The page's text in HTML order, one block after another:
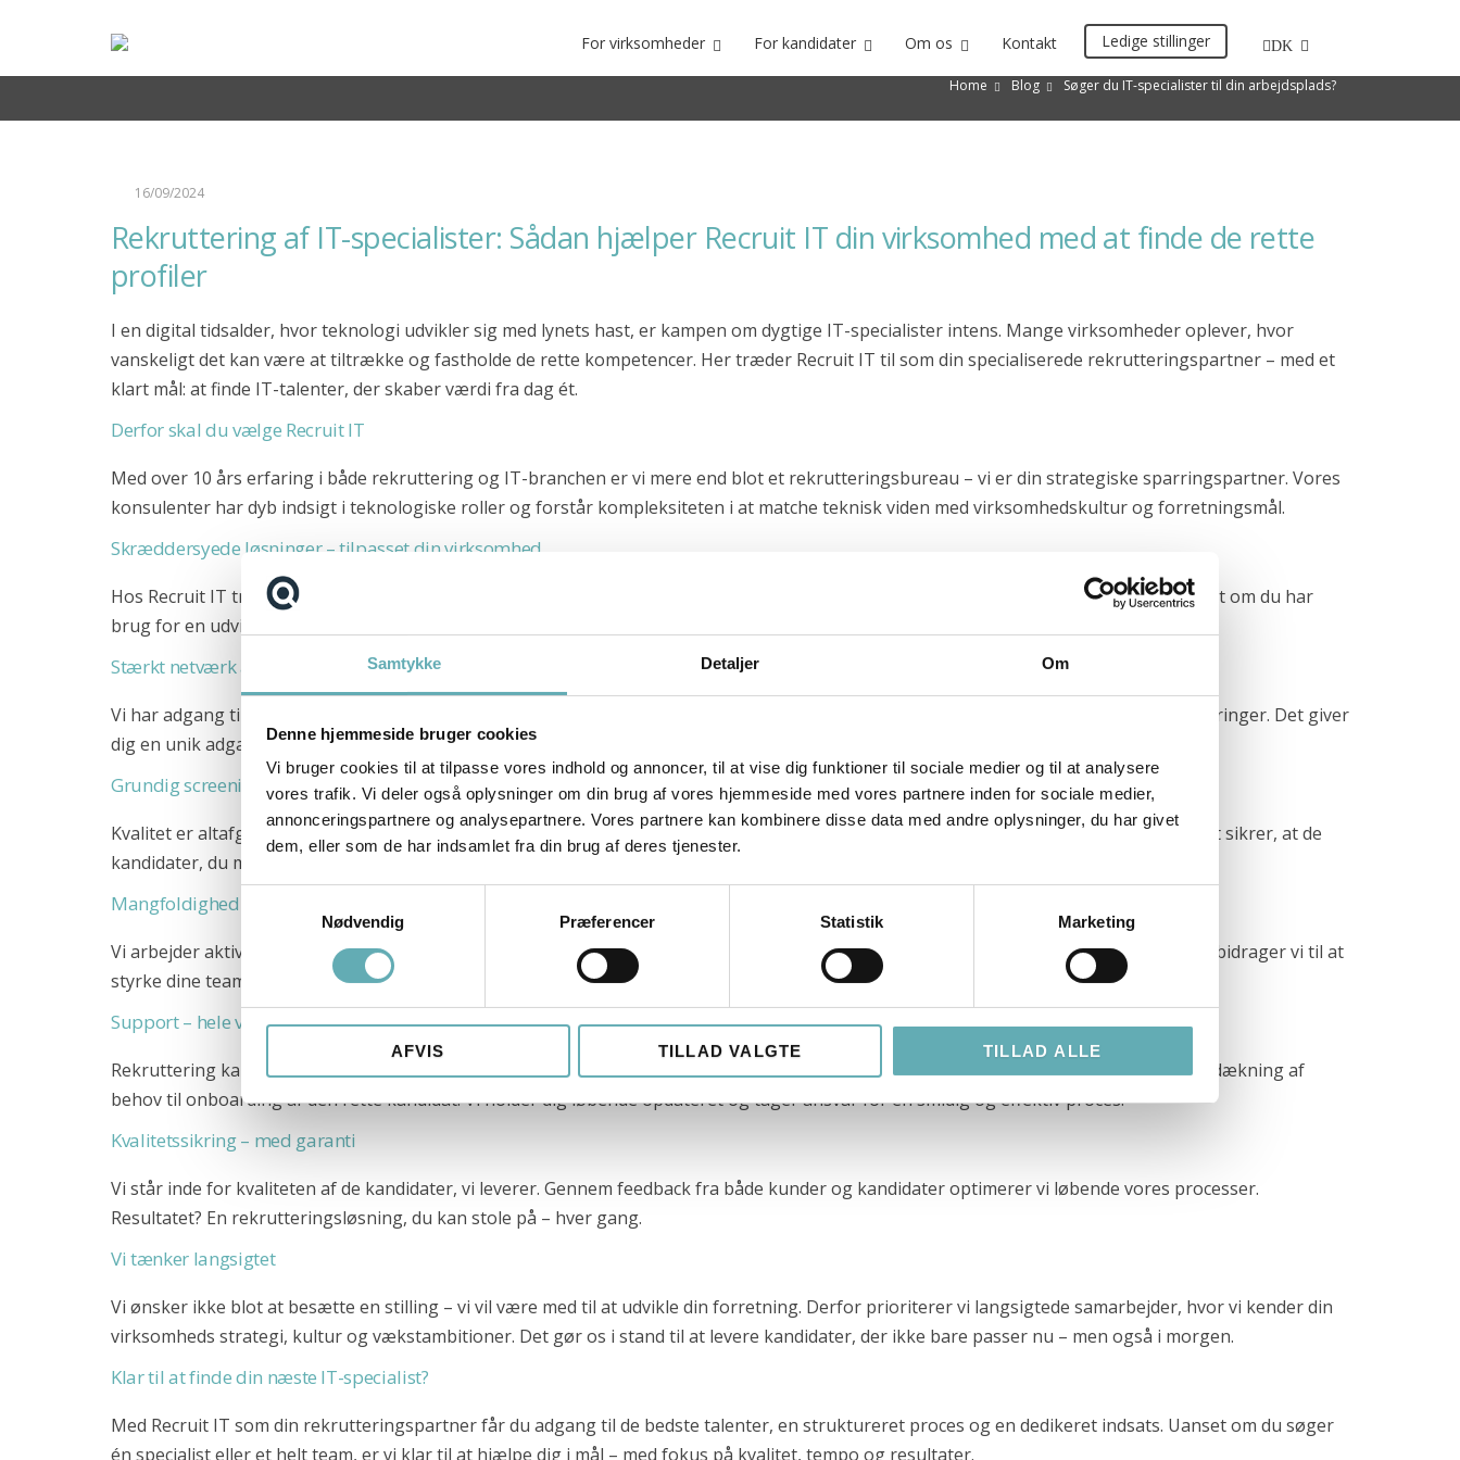
Samtykke Detaljer Om
Denne hjemmeside bruger cookies
Vi bruger cookies til at tilpasse vores indhold og annoncer, til at vise dig funktioner til sociale medier og til at analysere
vores trafik. Vi deler også oplysninger om din brug af vores hjemmeside med vores partnere inden for sociale medier,
annonceringspartnere og analysepartnere. Vores partnere kan kombinere disse data med andre oplysninger, du har givet
dem, eller som de har indsamlet fra din brug af deres tjenester.
Nødvendig
Præferencer Statistik Marketing
AFVIS TILLAD VALGTE TILLAD ALLE
For virksomheder For kandidater Om os Kontakt Ledige stillinger DK
Home Blog Søger du IT-specialister til din arbejdsplads?
16/09/2024
Rekruttering af IT-specialister: Sådan hjælper Recruit IT din virksomhed med at finde de rette
profiler
I en digital tidsalder, hvor teknologi udvikler sig med lynets hast, er kampen om dygtige IT-specialister intens. Mange virksomheder oplever, hvor
vanskeligt det kan være at tiltrække og fastholde de rette kompetencer. Her træder Recruit IT til som din specialiserede rekrutteringspartner – med et
klart mål: at finde IT-talenter, der skaber værdi fra dag ét.
Derfor skal du vælge Recruit IT
Med over 10 års erfaring i både rekruttering og IT-branchen er vi mere end blot et rekrutteringsbureau – vi er din strategiske sparringspartner. Vores
konsulenter har dyb indsigt i teknologiske roller og forstår kompleksiteten i at matche teknisk viden med virksomhedskultur og forretningsmål.
Skræddersyede løsninger – tilpasset din virksomhed
Hos Recruit IT tror vi ikke på standardløsninger. Hver rekruttering tilpasses nøje efter din virksomheds behov, kultur og værdier. Uanset om du har
brug for en udvikler, en it-arkitekt eller en projektleder, skaber vi et forløb, der sikrer et præcist match – både fagligt og menneskeligt.
Stærkt netværk af specialister – også de passive kandidater
Vi har adgang til et omfattende netværk af IT-specialister – herunder mange, der ikke aktivt søger job, men som er åbne for nye udfordringer. Det giver
dig en unik adgang til markedets mest eftertragtede profiler – før dine konkurrenter når dem.
Grundig screening og udvælgelse
Kvalitet er altafgørende. Derfor benytter vi en kombination af dybdegående interviews, tekniske tests og personlighedsvurderinger. Det sikrer, at de
kandidater, du møder, er både teknisk stærke og kulturelt kompatible med dit team.
Mangfoldighed og inklusion – en strategisk fordel
Vi arbejder aktivt med at fremme mangfoldighed i IT-branchen. Ved at tiltrække kandidater med forskellige baggrunde og perspektiver bidrager vi til at
styrke dine teams med øget kreativitet, innovation og bedre resultater.
Support – hele vejen
Rekruttering kan være kompleks og tidskrævende. Hos os får du en fast kontaktperson, der guider dig gennem hele processen – fra afdækning af
behov til onboarding af den rette kandidat. Vi holder dig løbende opdateret og tager ansvar for en smidig og effektiv proces.
Kvalitetssikring – med garanti
Vi står inde for kvaliteten af de kandidater, vi leverer. Gennem feedback fra både kunder og kandidater optimerer vi løbende vores processer.
Resultatet? En rekrutteringsløsning, du kan stole på – hver gang.
Vi tænker langsigtet
Vi ønsker ikke blot at besætte en stilling – vi vil være med til at udvikle din forretning. Derfor prioriterer vi langsigtede samarbejder, hvor vi kender din
virksomheds strategi, kultur og vækstambitioner. Det gør os i stand til at levere kandidater, der ikke bare passer nu – men også i morgen.
Klar til at finde din næste IT-specialist?
Med Recruit IT som din rekrutteringspartner får du adgang til de bedste talenter, en struktureret proces og en dedikeret indsats. Uanset om du søger
én specialist eller et helt team, er vi klar til at hjælpe dig i mål – med fokus på kvalitet, tempo og resultater.
Skift i typen af rekrutteringsopgaver vi får ind
German-speaking IT Supporter
Bid Manager til Comby A/S
Embedded udvikler til HMF Group
Senior Network Engineer til Bauhaus Nordic
Software Engineer/Architect for Deloitte Engineering
Software Engineer/Architect for Deloitte Engineering
CTO til Reshopper
Teknisk Projektleder til Sunclass Airlines
Scrum Master til Ase i København
Kontakt
+45 71 99 02 10
info@recruit-it.com
Dalumvej 75
5250 Odense SV
Gammel Kongevej 35
1610 København K
8200 Aarhus N
+45 71 99 02 10
info@recruit-it.se
8200 Aarhus N
Dalumvej 75
5250 Odense SV
1610 København K
+45 71 99 02 10
info@recruit-it.dk
Dalumvej 75
5250 Odense SV
Gammel Kongevej 35
P. O. Pedersens Vej 2